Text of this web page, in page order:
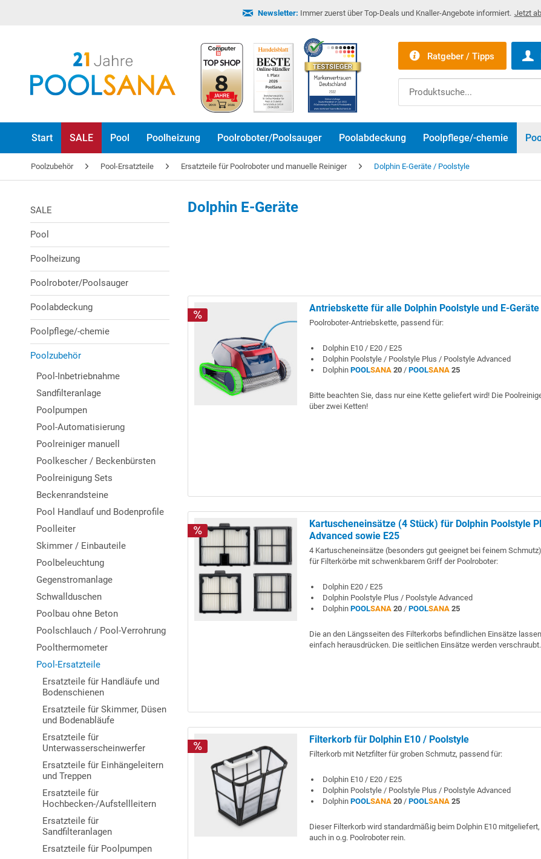
Newsletter: Immer zuerst über Top-Deals und Knaller-Angebote informiert. Jetzt
Ratgeber / Tipps
Start SALE Pool Poolheizung Poolroboter/Poolsauger Poolabdeckung Poolpflege/-chemie
Poolzubehör Pool-Ersatzteile Ersatzteile für Poolroboter und manuelle Reiniger Dolphin E-Geräte / Poolstyle
SALE
Pool
Poolheizung
Poolroboter/Poolsauger
Poolabdeckung
Poolpflege/-chemie
Poolzubehör
Pool-Inbetriebnahme
Sandfilteranlage
Poolpumpen
Pool-Automatisierung
Poolreiniger manuell
Poolkescher / Beckenbürsten
Poolreinigung Sets
Beckenrandsteine
Pool Handlauf und Bodenprofile
Poolleiter
Skimmer / Einbauteile
Poolbeleuchtung
Gegenstromanlage
Schwallduschen
Poolbau ohne Beton
Poolschlauch / Pool-Verrohrung
Poolthermometer
Pool-Ersatzteile
Ersatzteile für Handläufe und
Bodenschienen
Ersatzteile für Skimmer, Düsen
und Bodenabläufe
Ersatzteile für
Unterwasserscheinwerfer
Ersatzteile für Einhängeleitern
und Treppen
Ersatzteile für
Hochbecken-/Aufstellleitern
Ersatzteile für
Sandfilteranlagen
Ersatzteile für Poolpumpen
Dolphin E-Geräte
Antriebskette für alle Dolphin Poolstyle und E-Geräte
Poolroboter-Antriebskette, passend für:
Dolphin E10 / E20 / E25
Dolphin Poolstyle / Poolstyle Plus / Poolstyle Advanced
DolphinPOOLSANA 20 /POOLSANA 25
Bitte beachten Sie, dass nur eine Kette geliefert wird! Die
über zwei Ketten!
Kartuscheneinsätze (4 Stück) für Dolphin Poolstyle
Advanced sowie E25
4 Kartuscheneinsätze (besonders gut geeignet bei feinem
für Filterkörbe mit schwenkbarem Griff der Poolroboter:
Dolphin E20 / E25
Dolphin Poolstyle Plus / Poolstyle Advanced
DolphinPOOLSANA 20 /POOLSANA 25
Die an den Längsseiten des Filterkorbs befindlichen Einsätze
einfach herausdrücken. Die seitlichen Einsätze werden verschraubt.
Filterkorb für Dolphin E10 / Poolstyle
Filterkorb mit Netzfilter für groben Schmutz, passend für:
Dolphin E10 / E20 / E25
Dolphin Poolstyle / Poolstyle Plus / Poolstyle Advanced
DolphinPOOLSANA 20 /POOLSANA 25
Dieser Filterkorb wird standardmäßig beim Dolphin E10
auch in o.g. Poolroboter rein.